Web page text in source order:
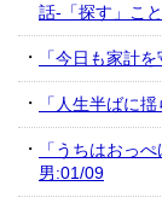
話-「探す」こ
「今日も家計
「人生半ばに
「うちはおっ
男:01/09